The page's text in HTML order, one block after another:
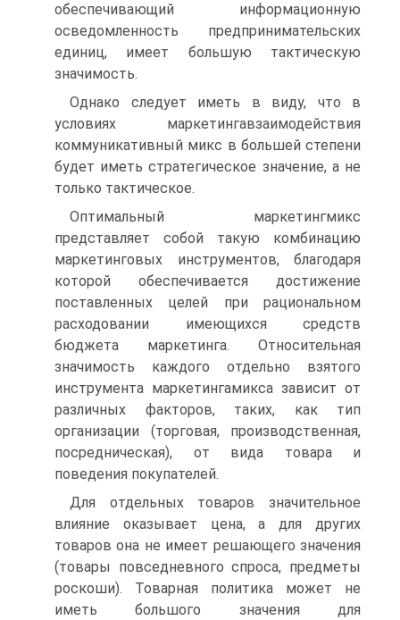
обеспечивающий информационную
осведомленность предпринимательских
единиц, имеет большую тактическую
значимость.
Однако следует иметь в виду, что в
условиях маркетингавзаимодействия
коммуникативный микс в большей степени
будет иметь стратегическое значение, а не
только тактическое.
Оптимальный маркетингмикс
представляет собой такую комбинацию
маркетинговых инструментов, благодаря
которой обеспечивается достижение
поставленных целей при рациональном
расходовании имеющихся средств
бюджета маркетинга. Относительная
значимость каждого отдельно взятого
инструмента маркетингамикса зависит от
различных факторов, таких, как тип
организации (торговая, производственная,
посредническая), от вида товара и
поведения покупателей.
Для отдельных товаров значительное
влияние оказывает цена, а для других
товаров она не имеет решающего значения
(товары повседневного спроса, предметы
роскоши). Товарная политика может не
иметь большого значения для